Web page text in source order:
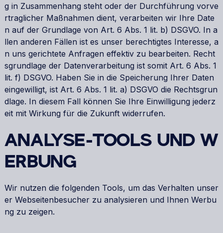
g in Zusammenhang steht oder der Durchführung vorve
rtraglicher Maßnahmen dient, verarbeiten wir Ihre Date
n auf der Grundlage von Art. 6 Abs. 1 lit. b) DSGVO. In a
llen anderen Fällen ist es unser berechtigtes Interesse, a
n uns gerichtete Anfragen effektiv zu bearbeiten. Recht
sgrundlage der Datenverarbeitung ist somit Art. 6 Abs. 1
lit. f) DSGVO. Haben Sie in die Speicherung Ihrer Daten
eingewilligt, ist Art. 6 Abs. 1 lit. a) DSGVO die Rechtsgrun
dlage. In diesem Fall können Sie Ihre Einwilligung jederz
eit mit Wirkung für die Zukunft widerrufen.
ANALYSE-TOOLS UND W
ERBUNG
Wir nutzen die folgenden Tools, um das Verhalten unser
er Webseitenbesucher zu analysieren und Ihnen Werbu
ng zu zeigen.